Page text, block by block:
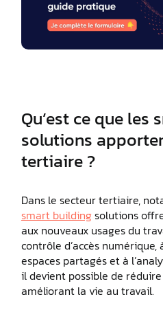
Qu’est ce que
solutions
tertiaire ?
Dans le secteur tertiaire,
smart buildingsolutions
aux nouveaux usages du
contrôle d’accès
espaces partagés et à
il devient possible de
améliorant la vie au travail.